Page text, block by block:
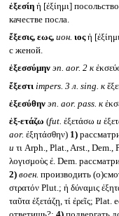
ἐξεσίη ἡ [ἐξίημι]
качестве посла.
ἔξεσις, εως, ион. ιοςἡ
с женой.
ἐξεσσύμην эп. aor. 2 к
ἔξεστι impers. 3 л. sing. к
ἐξεσύθην эп. aor. pass. к
ἐξ-ετάζω (fut. ἐξετάσω и
aor. ἐξητάσθην) 1)
и τι Arph., Plat., Arst., Dem.,
λογισμοὺς ἐ. Dem.
2) воен. производить
στρατόν Plut.; ἡ δύναμις
ταῦτα ἐξετάζῃ, τί ἐρεῖς;